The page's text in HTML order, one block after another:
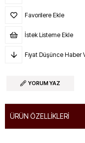
Favorilere Ekle
İstek Listeme Ekle
Fiyat Düşünce Haber
YORUM YAZ
ÜRÜN ÖZELLIKLERI